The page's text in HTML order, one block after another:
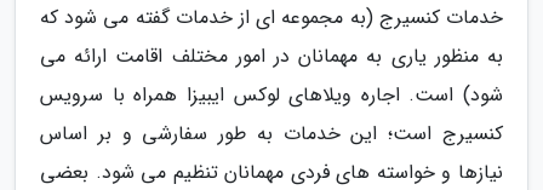
خدمات کنسیرج (به مجموعه ای از خدمات گفته می شود که
به منظور یاری به مهمانان در امور مختلف اقامت ارائه می
شود) است. اجاره ویلاهای لوکس ایبیزا همراه با سرویس
کنسیرج است؛ این خدمات به طور سفارشی و بر اساس
نیازها و خواسته های فردی مهمانان تنظیم می شود. بعضی